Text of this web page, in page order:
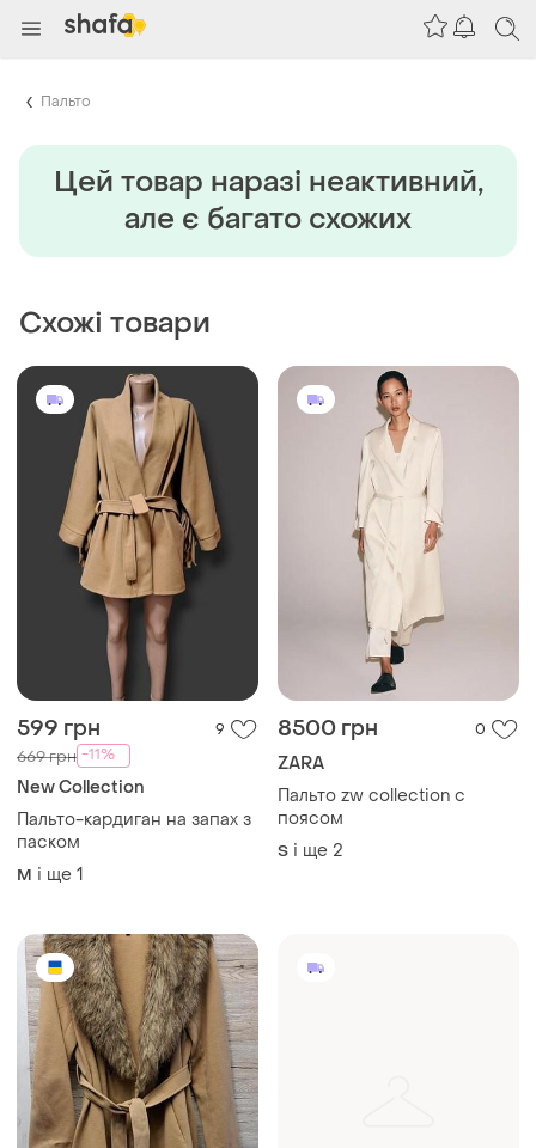
Пальто
Цей товар наразi неактивний,
але є багато схожих
Схожі товари
599 грн 9
669 грн -11%
New Collection
Пальто-кардиган на запах з
паском
M і ще 1
8500 грн 0
ZARA
Пальто zw collection с
поясом
S і ще 2